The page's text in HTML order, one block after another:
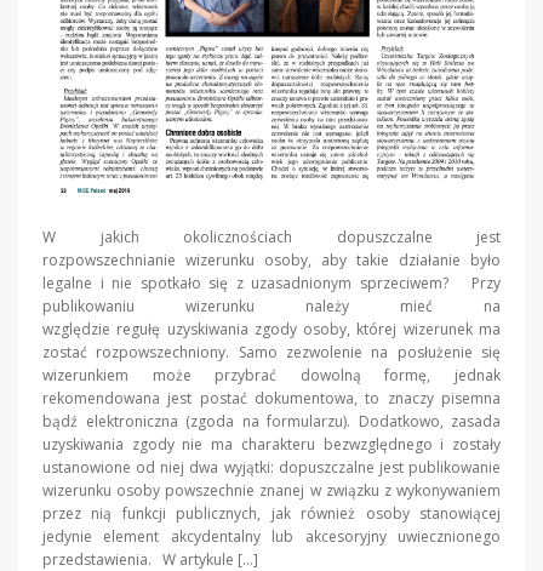
W jakich okolicznościach dopuszczalne jest
rozpowszechnianie wizerunku osoby, aby takie działanie było
legalne i nie spotkało się z uzasadnionym sprzeciwem? Przy
publikowaniu wizerunku należy mieć na
względzie regułę uzyskiwania zgody osoby, której wizerunek ma
zostać rozpowszechniony. Samo zezwolenie na posłużenie się
wizerunkiem może przybrać dowolną formę, jednak
rekomendowana jest postać dokumentowa, to znaczy pisemna
bądź elektroniczna (zgoda na formularzu). Dodatkowo, zasada
uzyskiwania zgody nie ma charakteru bezwzględnego i zostały
ustanowione od niej dwa wyjątki: dopuszczalne jest publikowanie
wizerunku osoby powszechnie znanej w związku z wykonywaniem
przez nią funkcji publicznych, jak również osoby stanowiącej
jedynie element akcydentalny lub akcesoryjny uwiecznionego
przedstawienia. W artykule […]